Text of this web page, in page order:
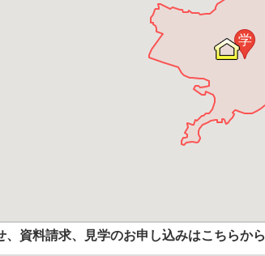
学
、資料請求、見学のお申し込みはこちらから